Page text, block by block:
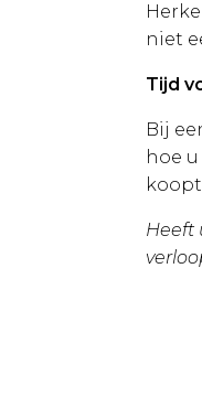
niet
Tijd
Bij
hoe
Heeft